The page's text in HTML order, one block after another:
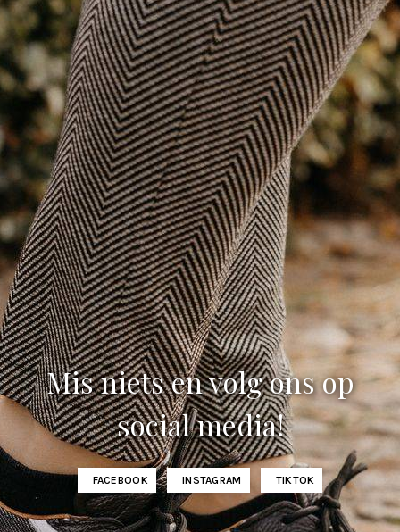
Mis niets en volg ons op
social media!
FACEBOOK INSTAGRAM TIKTOK